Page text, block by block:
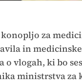
za
in
vlogah, ki bo
ministrstva